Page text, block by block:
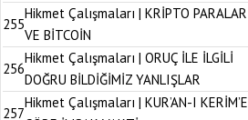
255
Hikmet Çalışmaları | KRİPTO PARALAR
VE BİTCOİN
256
Hikmet Çalışmaları | ORUÇ İLE İLGİLİ
DOĞRU BİLDİĞİMİZ YANLIŞLAR
257
Hikmet Çalışmaları | KUR’AN-I KERİM’E